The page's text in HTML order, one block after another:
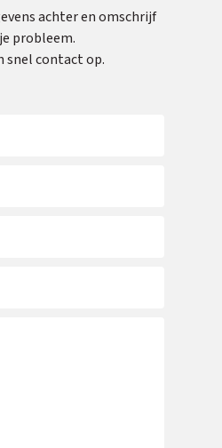
achter en omschrijf
probleem.
snel contact op.